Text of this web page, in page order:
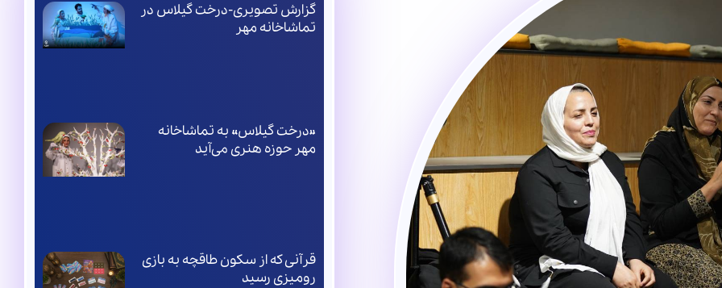
گزارش تصویری-درخت گیلاس در
تماشاخانه مهر
«درخت گیلاس» به تماشاخانه
مهر حوزه هنری می‌آید
قرآنی که از سکون طاقچه به بازی
رومیزی رسید